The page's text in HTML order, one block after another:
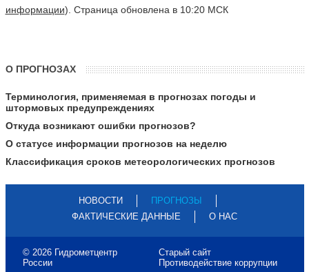
информации). Страница обновлена в 10:20 МСК
О ПРОГНОЗАХ
Терминология, применяемая в прогнозах погоды и
штормовых предупреждениях
Откуда возникают ошибки прогнозов?
О статусе информации прогнозов на неделю
Классификация сроков метеорологических прогнозов
НОВОСТИ
ПРОГНОЗЫ
ФАКТИЧЕСКИЕ ДАННЫЕ
О НАС
© 2026 Гидрометцентр
России
Старый сайт
Противодействие коррупции